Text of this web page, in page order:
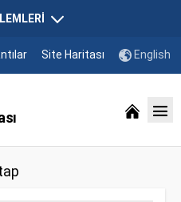
Site Haritası English